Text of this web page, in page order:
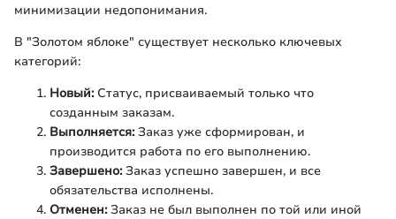
минимизации недопонимания.
В "Золотом яблоке" существует несколько ключевых
категорий:
Новый:Статус, присваиваемый только что
созданным заказам.
Выполняется:Заказ уже сформирован, и
производится работа по его выполнению.
Завершено:Заказ успешно завершен, и все
обязательства исполнены.
Отменен:Заказ не был выполнен по той или иной